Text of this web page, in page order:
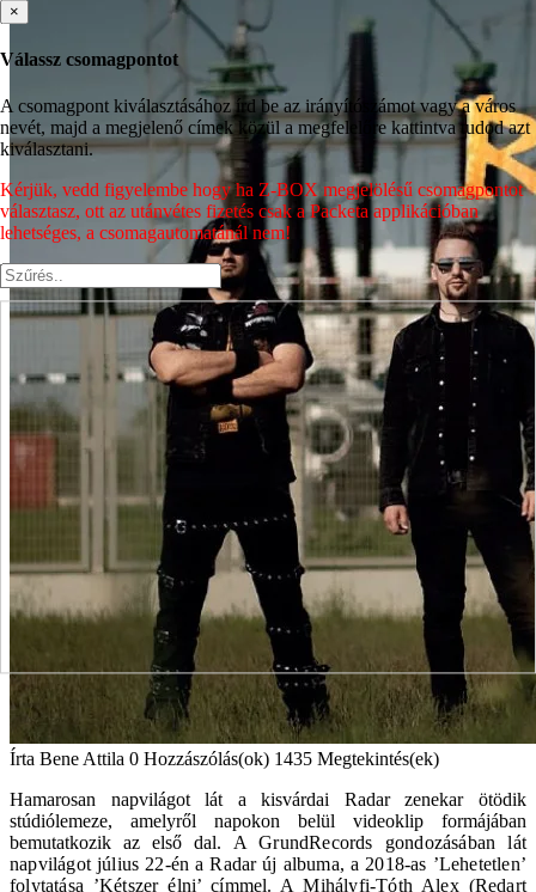
Írta Bene Attila 0 Hozzászólás(ok) 1435 Megtekintés(ek)
Hamarosan napvilágot lát a kisvárdai Radar zenekar ötödik
stúdiólemeze, amelyről napokon belül videoklip formájában
bemutatkozik az első dal. A GrundRecords gondozásában lát
napvilágot július 22-én a Radar új albuma, a 2018-as ’Lehetetlen’
folytatása ’Kétszer élni’ címmel. A Mihályfi-Tóth Alex (Redart
×
Válassz csomagpontot
A csomagpont kiválasztásához írd be az irányítószámot vagy a város
nevét, majd a megjelenő címek közül a megfelelőre kattintva tudod azt
kiválasztani.
Kérjük, vedd figyelembe hogy ha Z-BOX megjelölésű csomagpontot
választasz, ott az utánvétes fizetés csak a Packeta applikációban
lehetséges, a csomagautomatánál nem!